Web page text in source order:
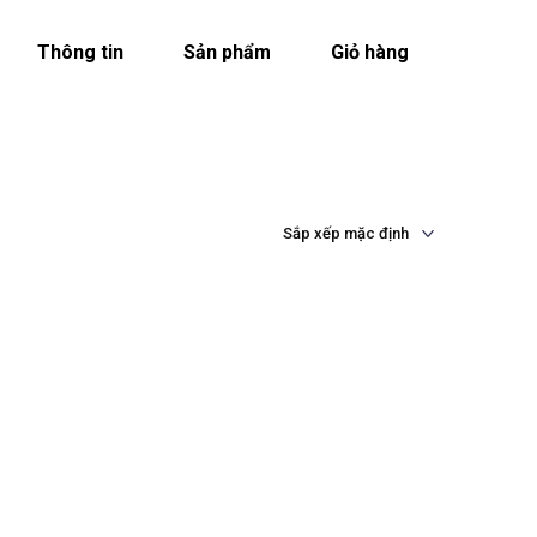
Thông tin Sản phẩm Giỏ hàng